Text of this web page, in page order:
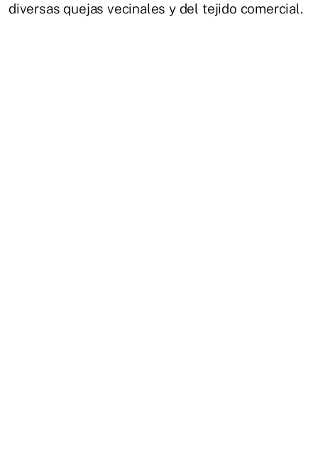
diversas quejas vecinales y del tejido comercial.